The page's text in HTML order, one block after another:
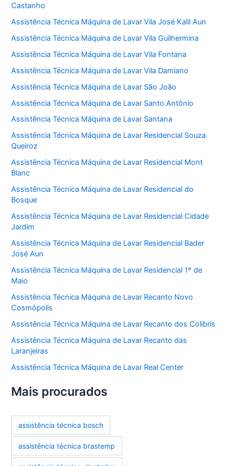
Castanho
Assistência Técnica Máquina de Lavar Vila José Kalil Aun
Assistência Técnica Máquina de Lavar Vila Guilhermina
Assistência Técnica Máquina de Lavar Vila Fontana
Assistência Técnica Máquina de Lavar Vila Damiano
Assistência Técnica Máquina de Lavar São João
Assistência Técnica Máquina de Lavar Santo Antônio
Assistência Técnica Máquina de Lavar Santana
Assistência Técnica Máquina de Lavar Residencial Souza
Queiroz
Assistência Técnica Máquina de Lavar Residencial Mont
Blanc
Assistência Técnica Máquina de Lavar Residencial do
Bosque
Assistência Técnica Máquina de Lavar Residencial Cidade
Jardim
Assistência Técnica Máquina de Lavar Residencial Bader
José Aun
Assistência Técnica Máquina de Lavar Residencial 1º de
Maio
Assistência Técnica Máquina de Lavar Recanto Novo
Cosmópolis
Assistência Técnica Máquina de Lavar Recanto dos Colibris
Assistência Técnica Máquina de Lavar Recanto das
Laranjeiras
Assistência Técnica Máquina de Lavar Real Center
Mais procurados
assistência técnica bosch
assistência técnica brastemp